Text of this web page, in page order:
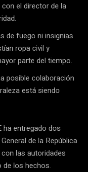
el director de la
de fuego ni insignias
ropa civil y
parte del tiempo.
posible colaboración
está siendo
ha entregado dos
de la República
las autoridades
los hechos.